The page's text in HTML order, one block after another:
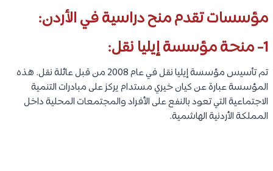
مؤسسات تقدم منح دراسية في الأردن:
1- منحة مؤسسة إيليا نقل:
تم تأسيس مؤسسة إيليا نقل في عام 2008 من قبل عائلة نقل. هذه
المؤسسة عبارة عن كيان خيري مستدام يركز على مبادرات التنمية
الاجتماعية التي تعود بالنفع على الأفراد والمجتمعات المحلية داخل
المملكة الأردنية الهاشمية.